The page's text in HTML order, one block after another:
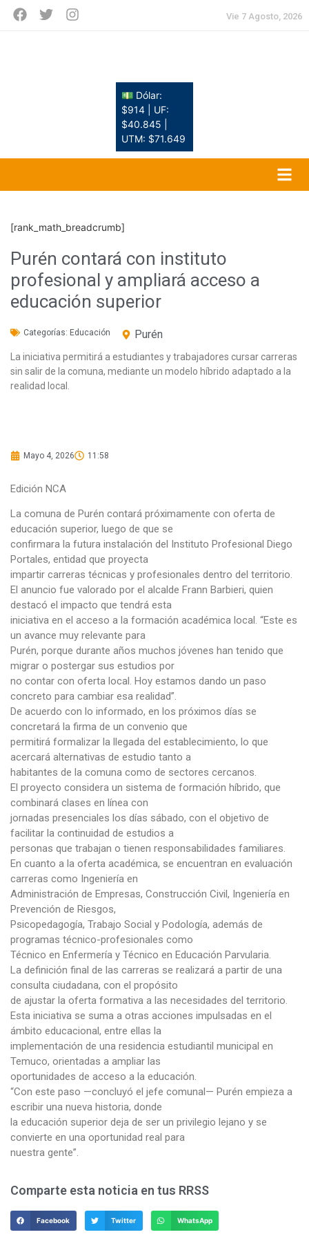
Vie 7 Agosto, 2026
💵 Dólar:
$914 | UF:
$40.845 |
UTM: $71.649
[rank_math_breadcrumb]
Purén contará con instituto
profesional y ampliará acceso a
educación superior
Categorías: Educación Purén
La iniciativa permitirá a estudiantes y trabajadores cursar carreras
sin salir de la comuna, mediante un modelo híbrido adaptado a la
realidad local.
Mayo 4, 2026 11:58
Edición NCA
La comuna de Purén contará próximamente con oferta de
educación superior, luego de que se
confirmara la futura instalación del Instituto Profesional Diego
Portales, entidad que proyecta
impartir carreras técnicas y profesionales dentro del territorio.
El anuncio fue valorado por el alcalde Frann Barbieri, quien
destacó el impacto que tendrá esta
iniciativa en el acceso a la formación académica local. “Este es
un avance muy relevante para
Purén, porque durante años muchos jóvenes han tenido que
migrar o postergar sus estudios por
no contar con oferta local. Hoy estamos dando un paso
concreto para cambiar esa realidad”.
De acuerdo con lo informado, en los próximos días se
concretará la firma de un convenio que
permitirá formalizar la llegada del establecimiento, lo que
acercará alternativas de estudio tanto a
habitantes de la comuna como de sectores cercanos.
El proyecto considera un sistema de formación híbrido, que
combinará clases en línea con
jornadas presenciales los días sábado, con el objetivo de
facilitar la continuidad de estudios a
personas que trabajan o tienen responsabilidades familiares.
En cuanto a la oferta académica, se encuentran en evaluación
carreras como Ingeniería en
Administración de Empresas, Construcción Civil, Ingeniería en
Prevención de Riesgos,
Psicopedagogía, Trabajo Social y Podología, además de
programas técnico-profesionales como
Técnico en Enfermería y Técnico en Educación Parvularia.
La definición final de las carreras se realizará a partir de una
consulta ciudadana, con el propósito
de ajustar la oferta formativa a las necesidades del territorio.
Esta iniciativa se suma a otras acciones impulsadas en el
ámbito educacional, entre ellas la
implementación de una residencia estudiantil municipal en
Temuco, orientadas a ampliar las
oportunidades de acceso a la educación.
“Con este paso —concluyó el jefe comunal— Purén empieza a
escribir una nueva historia, donde
la educación superior deja de ser un privilegio lejano y se
convierte en una oportunidad real para
nuestra gente”.
Comparte esta noticia en tus RRSS
Facebook Twitter WhatsApp